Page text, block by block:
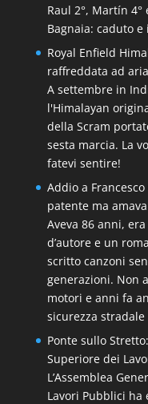
Raul 2°, Martín
Bagnaia: caduto e
Royal Enfield
raffreddata ad
A settembre in
l'Himalayan
della Scram
sesta marcia. La
fatevi sentire!
Addio a
patente ma
Aveva 86 anni,
d’autore e un
scritto canzoni
generazioni. Non
motori e anni fa
sicurezza stradale
Ponte sullo
Superiore dei
L’Assemblea
Lavori Pubblici ha